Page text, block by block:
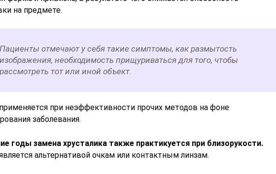
на предмете.
Пациенты отмечают у себя такие симптомы, как размытость
изображения, необходимость прищуриваться для того, чтобы
рассмотреть тот или иной объект.
при неэффективности прочих методов на фоне
заболевания.
годы замена хрусталика также практикуется при близорукости.
альтернативой очкам или контактным линзам.